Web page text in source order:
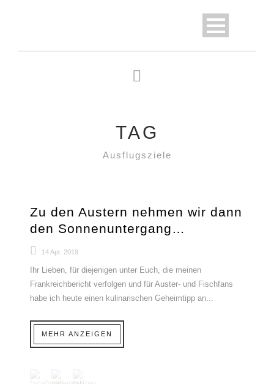
TAG
Ausflugsziele
Zu den Austern nehmen wir dann
den Sonnenuntergang…
14 Apr. 2019
Ihr Lieben, für diejenigen unter Euch, die meinen
Frankreichbericht verfolgen und für Auster- und Fischfans
habe ich heute einen kulinarischen Geheimtipp an...
MEHR ANZEIGEN